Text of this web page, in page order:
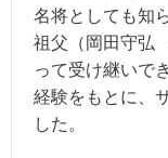
名将としても知
祖父（岡田守弘
って受け継いで
経験をもとに、
した。